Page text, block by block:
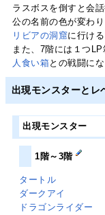
ラスボスを倒すと会
公の名前の色が変わ
リビアの洞窟に行ける
また、7階には１つ
人食い箱との戦闘に
出現モンスターとレ
出現モンスター
1階～3階
タートル
ダークアイ
ドラゴンライダー